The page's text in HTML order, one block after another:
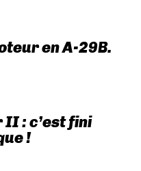
en A-29B.
: c’est fini
!